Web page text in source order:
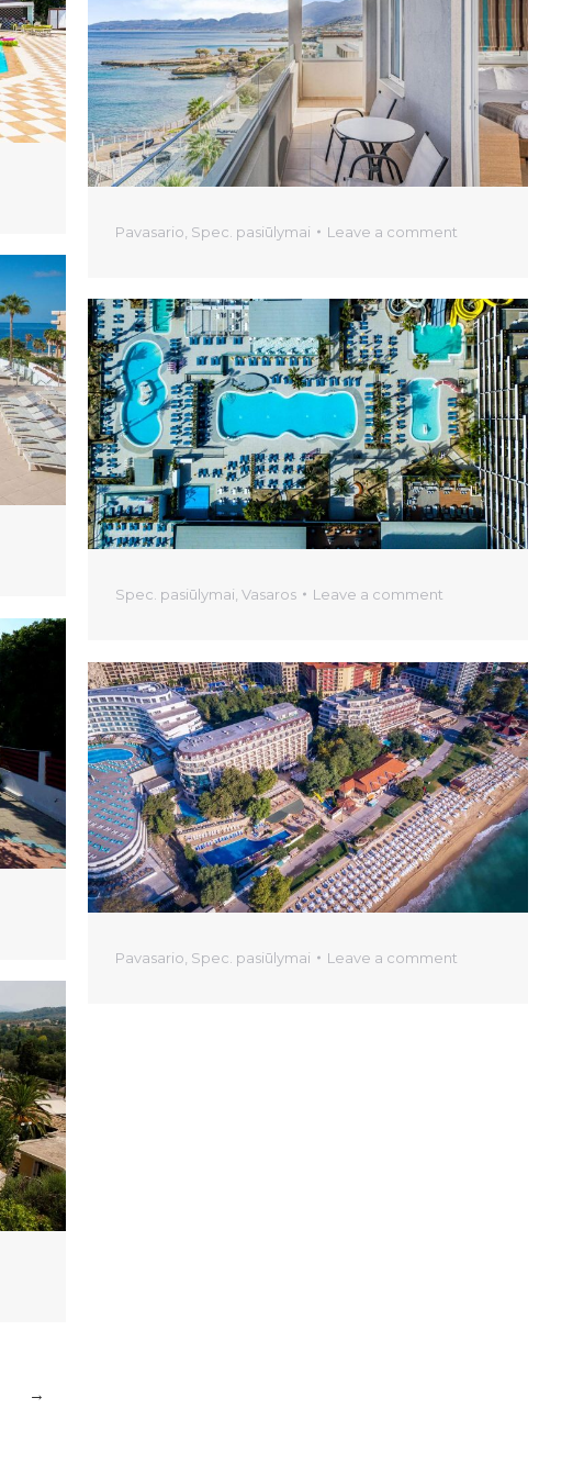
Pavasario Spec. pasiūlymai Leave a comment
Spec. pasiūlymai Vasaros Leave a comment
Pavasario Spec. pasiūlymai Leave a comment
→